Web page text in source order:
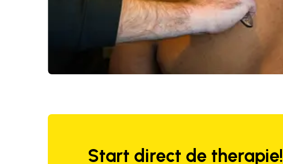
Start direct de therapie!